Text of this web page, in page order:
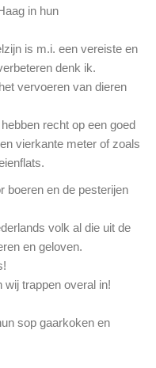
in hun
is m.i. een vereiste en
denk ik.
vervoeren van dieren
recht op een goed
vierkante meter of zoals
boeren en de pesterijen
volk al die uit de
en geloven.
wij trappen overal in!
sop gaarkoken en